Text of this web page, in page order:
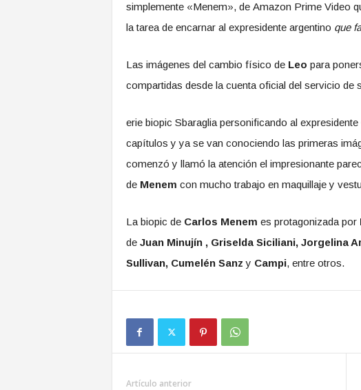
simplemente «Menem», de Amazon Prime Video
la tarea de encarnar al expresidente argentino que
Las imágenes del cambio físico de Leo para
compartidas desde la cuenta oficial del servicio de
erie biopic Sbaraglia personificando al
capítulos y ya se van conociendo las primeras
comenzó y llamó la atención el impresionante
de Menem con mucho trabajo en maquillaje y
La biopic de Carlos Menem es protagonizada por
de Juan Minujín , Griselda Siciliani, Jorgelina
Sullivan, Cumelén Sanz y Campi, entre otros.
Artículo anterior